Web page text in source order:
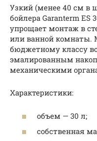
Узкий (менее 40 см в
бойлера Garanterm ES
упрощает монтаж в
или ванной комнаты.
бюджетному классу
эмалированным
механическими
Характеристики:
объем — 30 л;
собственная